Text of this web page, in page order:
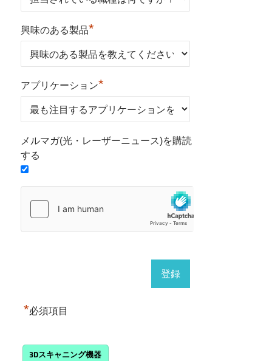
興味のある製品*
アプリケーション*
メルマガ(光・レーザーニュース)を購読
する
*必須項目
3Dスキャニング機器